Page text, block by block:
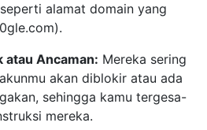
alamat domain yang
atau Ancaman: Mereka sering
akan diblokir atau ada
sehingga kamu tergesa-
mereka.